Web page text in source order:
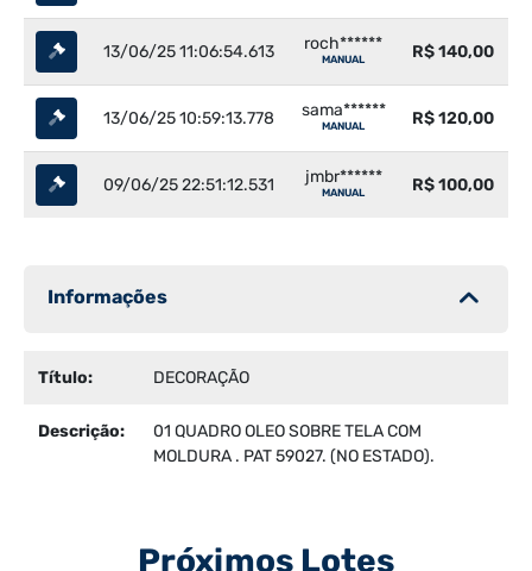
13/06/25 11:06:54.613 roch******
MANUAL R$ 140,00
13/06/25 10:59:13.778 sama******
MANUAL R$ 120,00
09/06/25 22:51:12.531 jmbr******
MANUAL R$ 100,00
Informações
Título: DECORAÇÃO
Descrição:
01 QUADRO OLEO SOBRE TELA COM
MOLDURA . PAT 59027. (NO ESTADO).
Próximos Lotes